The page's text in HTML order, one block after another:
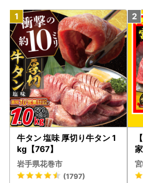
牛タン 塩味 厚切り牛タン 1
kg【767】
岩手県花巻市
(1797)